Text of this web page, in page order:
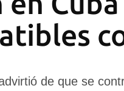
de que se